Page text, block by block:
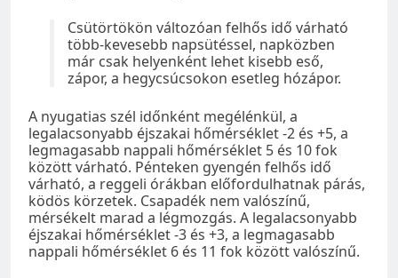
Csütörtökön változóan felhős idő várható
több-kevesebb napsütéssel, napközben
már csak helyenként lehet kisebb eső,
zápor, a hegycsúcsokon esetleg hózápor.
A nyugatias szél időnként megélénkül, a
legalacsonyabb éjszakai hőmérséklet -2 és +5, a
legmagasabb nappali hőmérséklet 5 és 10 fok
között várható. Pénteken gyengén felhős idő
várható, a reggeli órákban előfordulhatnak párás,
ködös körzetek. Csapadék nem valószínű,
mérsékelt marad a légmozgás. A legalacsonyabb
éjszakai hőmérséklet -3 és +3, a legmagasabb
nappali hőmérséklet 6 és 11 fok között valószínű.